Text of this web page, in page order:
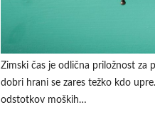
Zimski čas je odlična priložnost za
dobri hrani se zares težko kdo
odstotkov moških…